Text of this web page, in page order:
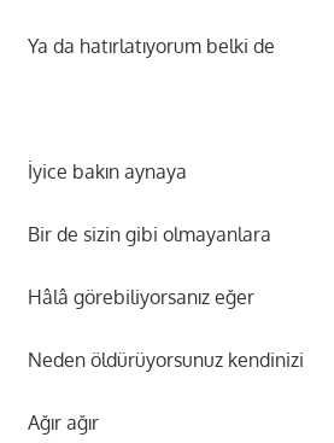
Ya da hatırlatıyorum belki de
İyice bakın aynaya
Bir de sizin gibi olmayanlara
Hâlâ görebiliyorsanız eğer
Neden öldürüyorsunuz kendinizi
Ağır ağır